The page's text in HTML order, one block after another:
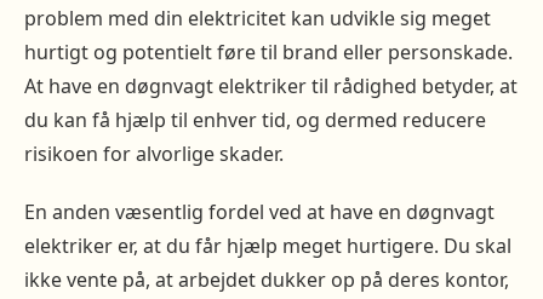
problem med din elektricitet kan udvikle sig meget
hurtigt og potentielt føre til brand eller personskade.
At have en døgnvagt elektriker til rådighed betyder, at
du kan få hjælp til enhver tid, og dermed reducere
risikoen for alvorlige skader.
En anden væsentlig fordel ved at have en døgnvagt
elektriker er, at du får hjælp meget hurtigere. Du skal
ikke vente på, at arbejdet dukker op på deres kontor,